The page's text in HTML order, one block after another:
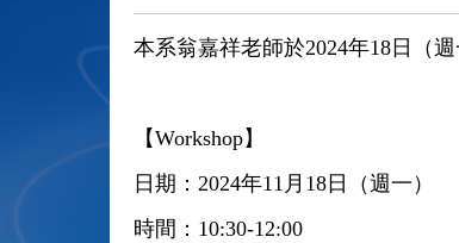
本系翁嘉祥老師於2024年18 日（
【Workshop】
日期： 2024年11 月 18 日（週一）
時間： 10:30-12:00